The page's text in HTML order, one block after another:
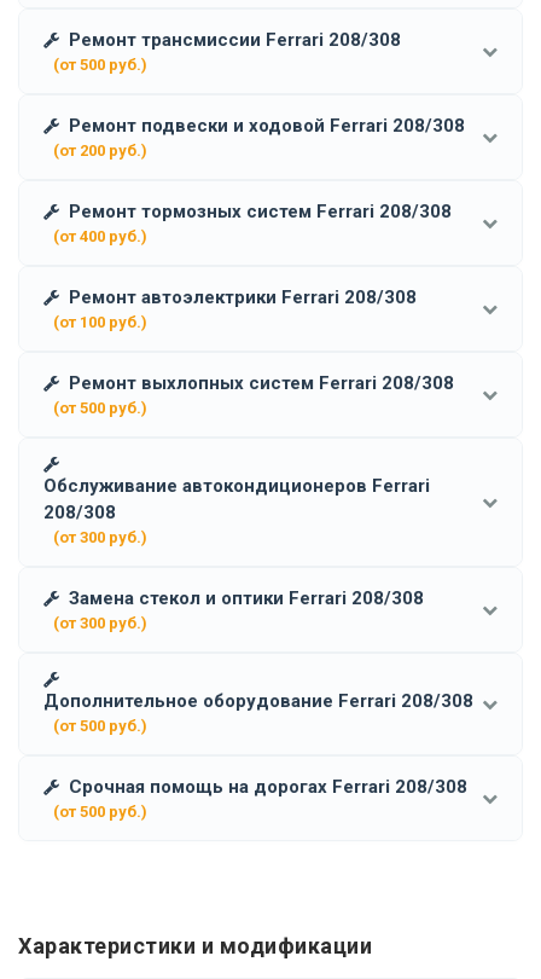
Ремонт трансмиссии Ferrari 208/308
(от 500 руб.)
Ремонт подвески и ходовой Ferrari 208/308
(от 200 руб.)
Ремонт тормозных систем Ferrari 208/308
(от 400 руб.)
Ремонт автоэлектрики Ferrari 208/308
(от 100 руб.)
Ремонт выхлопных систем Ferrari 208/308
(от 500 руб.)
Обслуживание автокондиционеров Ferrari
208/308
(от 300 руб.)
Замена стекол и оптики Ferrari 208/308
(от 300 руб.)
Дополнительное оборудование Ferrari 208/308
(от 500 руб.)
Срочная помощь на дорогах Ferrari 208/308
(от 500 руб.)
Характеристики и модификации